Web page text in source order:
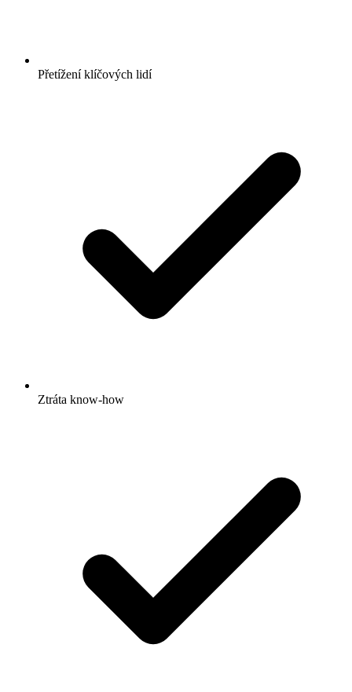
Přetížení klíčových lidí
Ztráta know-how